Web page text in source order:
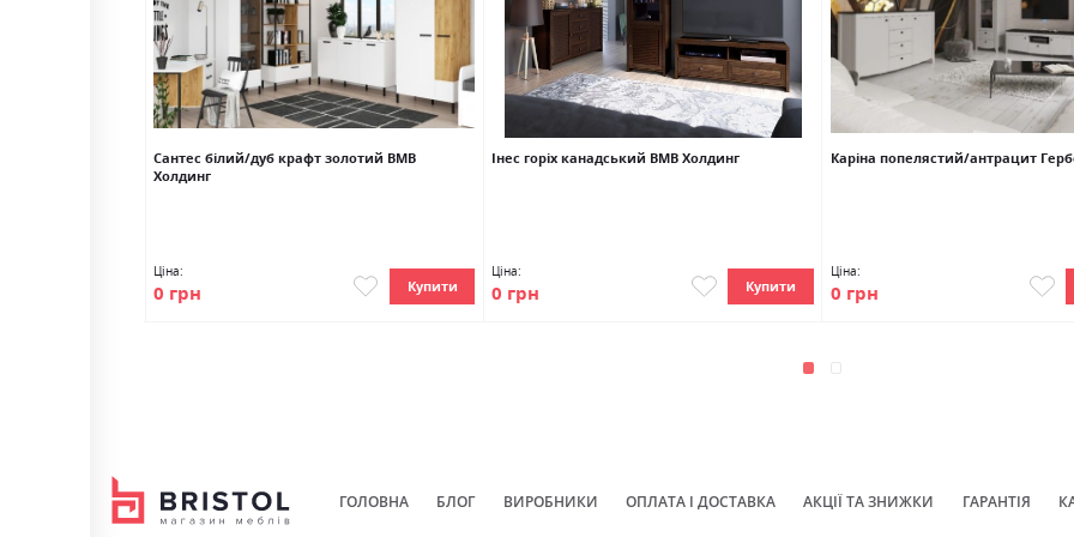
Сантес білий/дуб крафт золотий ВМВ
Холдинг
Ціна:
0 грн Купити
Інес горіх канадський ВМВ Холдинг
Ціна:
0 грн Купити
Каріна попелястий/антрацит
Ціна:
0 грн
ГОЛОВНА БЛОГ ВИРОБНИКИ ОПЛАТА І ДОСТАВКА АКЦІЇ ТА ЗНИЖКИ ГАРАНТІЯ